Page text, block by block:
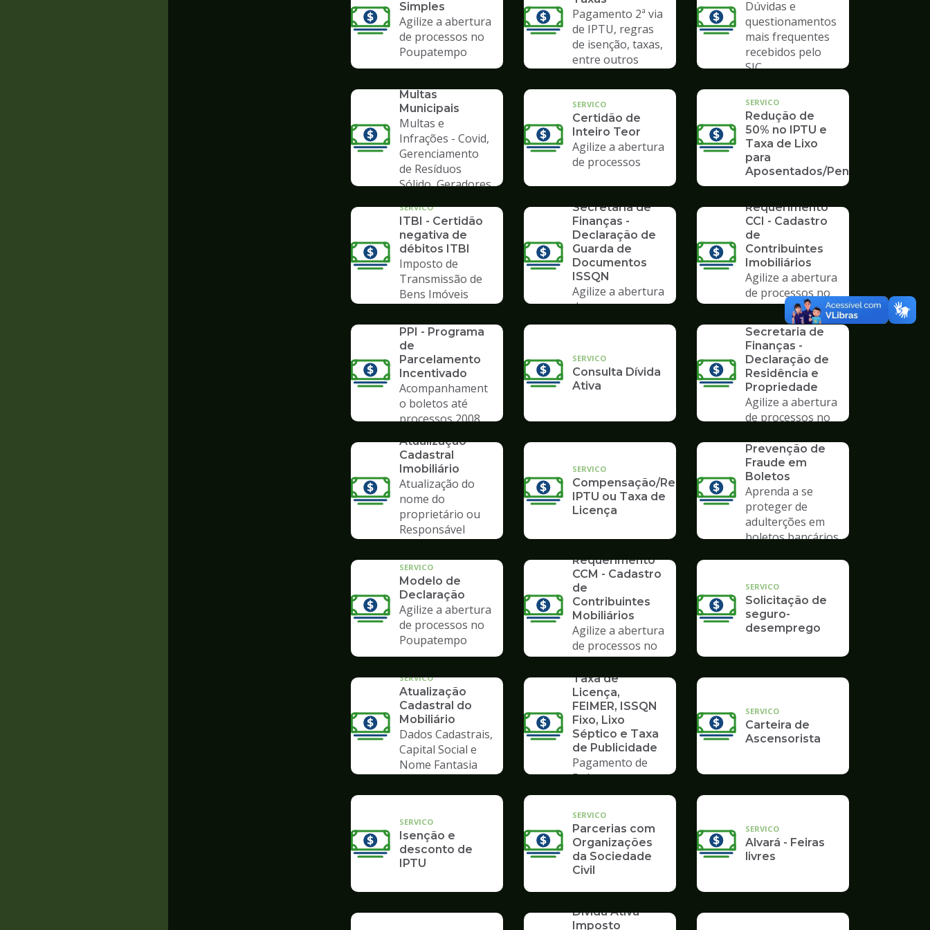
Simples
Agilize a abertura
de processos no
Poupatempo
Pagamento 2ª via
de IPTU, regras
de isenção, taxas,
entre outros
Dúvidas e
questionamentos
mais frequentes
recebidos pelo
SIC
SERVICO
Multas
Municipais
Multas e
Infrações - Covid,
Gerenciamento
de Resíduos
Sólido, Geradores
SERVICO
Certidão de
Inteiro Teor
Agilize a abertura
de processos
SERVICO
Redução de
50% no IPTU e
Taxa de Lixo
para
Aposentados/Pensionistas
SERVICO
ITBI - Certidão
negativa de
débitos ITBI
Imposto de
Transmissão de
Bens Imóveis
Secretaria de
Finanças -
Declaração de
Guarda de
Documentos
ISSQN
Agilize a abertura
de processos no
Poupatempo
Requerimento
CCI - Cadastro
de
Contribuintes
Imobiliários
Agilize a abertura
de processos no
Poupatempo
PPI - Programa
de
Parcelamento
Incentivado
Acompanhament
o boletos até
processos 2008
SERVICO
Consulta Dívida
Ativa
SERVICO
Formulários da
Secretaria de
Finanças -
Declaração de
Residência e
Propriedade
Agilize a abertura
de processos no
Atualização
Cadastral
Imobiliário
Atualização do
nome do
proprietário ou
Responsável
SERVICO
Compensação/Restituição
IPTU ou Taxa de
Licença
Prevenção de
Fraude em
Boletos
Aprenda a se
proteger de
adulterções em
boletos bancários
SERVICO
Modelo de
Declaração
Agilize a abertura
de processos no
Poupatempo
Requerimento
CCM - Cadastro
de
Contribuintes
Mobiliários
Agilize a abertura
de processos no
Poupatempo
SERVICO
Solicitação de
seguro-
desemprego
SERVICO
Atualização
Cadastral do
Mobiliário
Dados Cadastrais,
Capital Social e
Nome Fantasia
Taxa de
Licença,
FEIMER, ISSQN
Fixo, Lixo
Séptico e Taxa
de Publicidade
Pagamento de
Boleto
SERVICO
Carteira de
Ascensorista
SERVICO
Isenção e
desconto de
IPTU
SERVICO
Parcerias com
Organizações
da Sociedade
Civil
SERVICO
Alvará - Feiras
livres
Dívida Ativa -
Imposto